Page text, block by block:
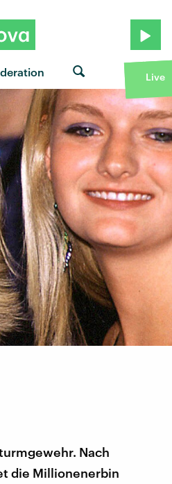
Live
Nach
die Millionenerbin